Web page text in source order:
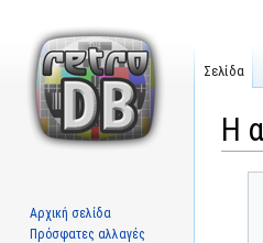
Η
Σελίδα
Αρχική σελίδα
Πρόσφατες αλλαγές